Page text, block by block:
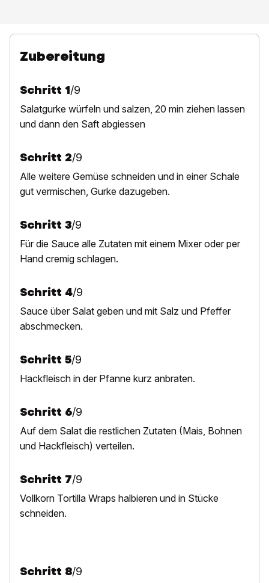
Zubereitung
Schritt 1/9
Salatgurke würfeln und salzen, 20 min ziehen lassen
und dann den Saft abgiessen
Schritt 2/9
Alle weitere Gemüse schneiden und in einer Schale
gut vermischen, Gurke dazugeben.
Schritt 3/9
Für die Sauce alle Zutaten mit einem Mixer oder per
Hand cremig schlagen.
Schritt 4/9
Sauce über Salat geben und mit Salz und Pfeffer
abschmecken.
Schritt 5/9
Hackfleisch in der Pfanne kurz anbraten.
Schritt 6/9
Auf dem Salat die restlichen Zutaten (Mais, Bohnen
und Hackfleisch) verteilen.
Schritt 7/9
Vollkorn Tortilla Wraps halbieren und in Stücke
schneiden.
Schritt 8/9